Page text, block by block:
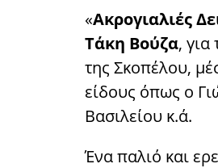
«Ακρογιαλιές
Τάκη Βούζα, για
της Σκοπέλου,
είδους όπως ο
Βασιλείου κ.ά.
Ένα παλιό και